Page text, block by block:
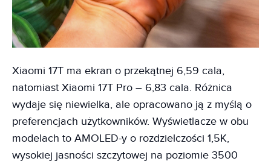
Xiaomi 17T ma ekran o przekątnej 6,59 cala,
natomiast Xiaomi 17T Pro – 6,83 cala. Różnica
wydaje się niewielka, ale opracowano ją z myślą o
preferencjach użytkowników. Wyświetlacze w obu
modelach to AMOLED-y o rozdzielczości 1,5K,
wysokiej jasności szczytowej na poziomie 3500